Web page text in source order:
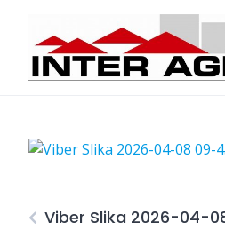
content
Viber Slika 2026-04-